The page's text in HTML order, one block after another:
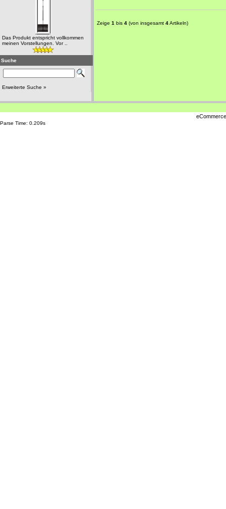
Das Produkt entspricht vollkommen
meinen Vorstellungen. Vor ..
Suche
Erweiterte Suche »
Zeige 1 bis 4 (von insgesamt 4Artikeln)
Parse Time: 0.209s